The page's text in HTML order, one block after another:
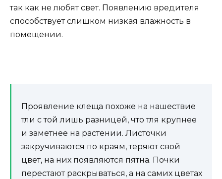
так как не любят свет. Появлению вредителя
способствует слишком низкая влажность в
помещении.
Проявление клеща похоже на нашествие
тли с той лишь разницей, что тля крупнее
и заметнее на растении. Листочки
закручиваются по краям, теряют свой
цвет, на них появляются пятна. Почки
перестают раскрываться, а на самих цветах